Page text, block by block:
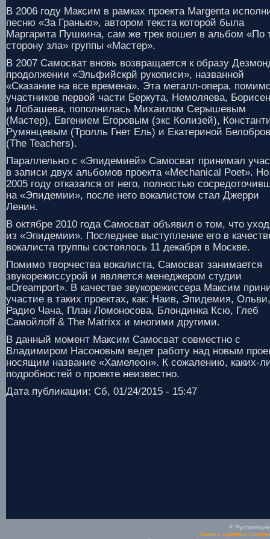
В 2006 году Максим в рамках проекта Margenta
песню «За Гранью», автором текста которой была
Маргарита Пушкина, сам же трек вошел в альбом «По
сторону зла» группы «Мастер».
В 2007 Самосват вновь возвращается к образу
продолжении «Эльфийскрй рукописи», названной
«Сказание на все времена». Эта металл-опера,
участников первой части Беркута, Немоляева,
и Лобашева, пополнилась Михаилом Серышевым
(Мастер), Евгением Егоровым (экс Колизей),
Румянцевым (Тролль Гнет Ель) и Екатериной
(The Teachers).
Параллельно с «Эпидемией» Самосват принимал
в записи двух альбомов проекта «Mechanical Poet».
2005 году отказался от него, полностью
на «Эпидемии», после него вокалистом стал Джерри
Ленин.
В октябре 2010 года Самосват объявил о том, что
из «Эпидемии». Последнее выступление его в
вокалиста группы состоялось 11 декабря в Москве.
Помимо творчества вокалиста, Самосват занимается
звукорежиссурой и является менеджером студии
«Dreamport». В качестве звукорежиссера Максим
участие в таких проектах, как: Наив, Эпидемия, Ольви,
Радио Чача, План Ломоносова, Блондинка Ксю, Глеб
Самойлоff & The Matrixx и многими другими.
В данный момент Максим Самосват совместно с
Владимиром Насоновым ведет работу над новым
носящим название «Хамелеон». К сожалению, каких-
подробностей о проекте неизвестно.
Дата публикации: Сб, 01/24/2015 - 15:47
©
Связь с